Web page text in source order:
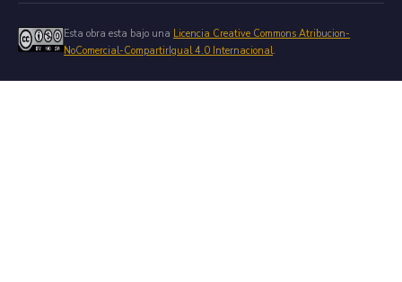
Esta obra esta bajo una Licencia Creative Commons Atribucion-
NoComercial-CompartirIgual 4.0 Internacional.